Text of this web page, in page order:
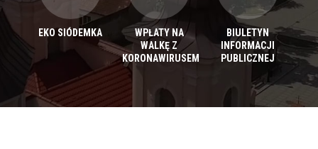
EKO SIÓDEMKA
WPŁATY NA
WALKĘ Z
KORONAWIRUSEM
BIULETYN
INFORMACJI
PUBLICZNEJ